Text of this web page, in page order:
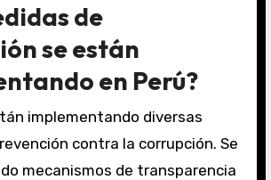
de
se están
en Perú?
implementando diversas
contra la corrupción. Se
mecanismos de transparencia